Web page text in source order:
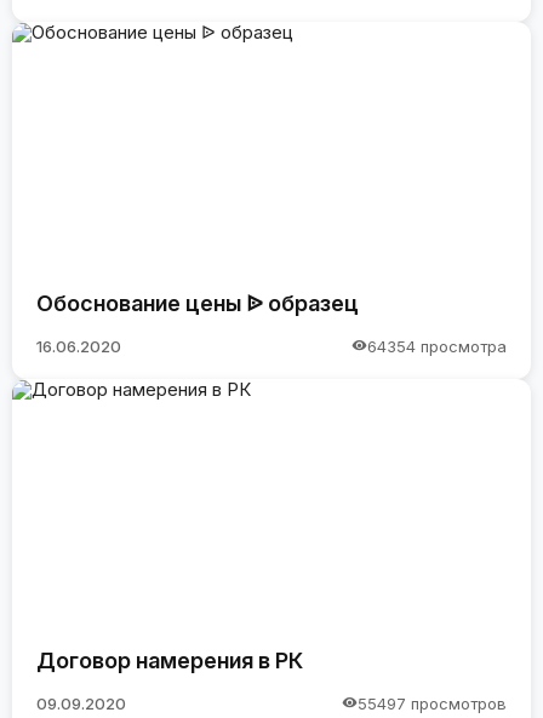
Обоснование цены ᐉ образец
16.06.2020 64354 просмотра
Договор намерения в РК
09.09.2020 55497 просмотров